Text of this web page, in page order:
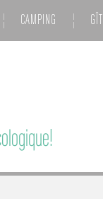
CAMPING